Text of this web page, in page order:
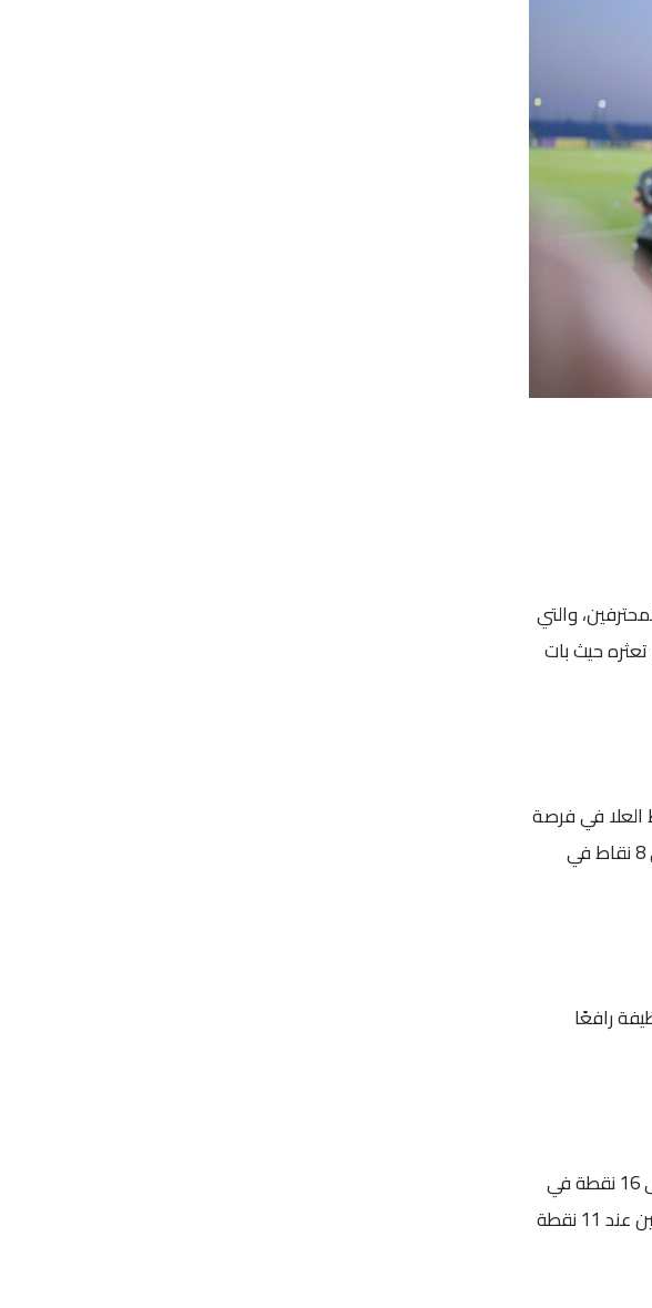
والتي
حيث بات
بعدما فرض عليه التعادل الإيجابي 2-2، ليفرط العلا في فرصة
الابتعاد في الصدارة رافعًا رصيده إلى 17 نقطة، بينما رفع الفيصلي رصيده إلى 8 نقاط في
رافعًا
وعاد العروبة من ملعب مضيفه الجبلين بفوز ثمين بنتيجة 2-1 ليرفع رصيده إلى 16 نقطة في
المركز الثالث بفارق الأهداف عن أبها صاحب الوصافة، بينما توقف رصيد الجبلين عند 11 نقطة